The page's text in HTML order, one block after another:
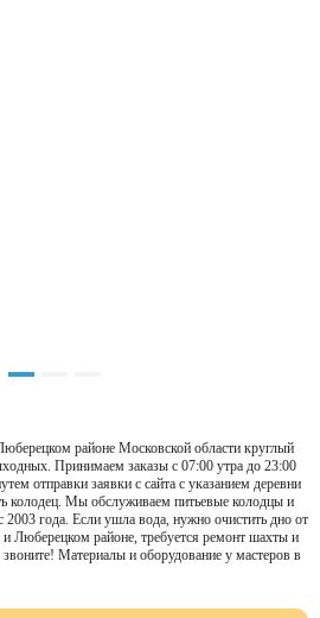
районе Московской области круглый
Принимаем заказы с 07:00 утра до 23:00
отправки заявки с сайта с указанием деревни
колодец. Мы обслуживаем питьевые колодцы и
года. Если ушла вода, нужно очистить дно от
и Люберецком районе, требуется ремонт шахты и
Материалы и оборудование у мастеров в